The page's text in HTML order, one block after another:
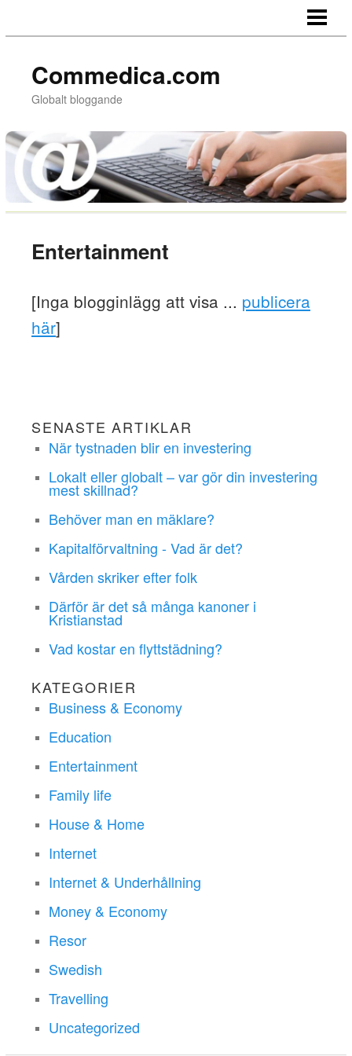
Commedica.com
Globalt bloggande
Entertainment
[Inga blogginlägg att visa ... publicera
här]
SENASTE ARTIKLAR
När tystnaden blir en investering
Lokalt eller globalt – var gör din investering
mest skillnad?
Behöver man en mäklare?
Kapitalförvaltning - Vad är det?
Vården skriker efter folk
Därför är det så många kanoner i
Kristianstad
Vad kostar en flyttstädning?
KATEGORIER
Business & Economy
Education
Entertainment
Family life
House & Home
Internet
Internet & Underhållning
Money & Economy
Resor
Swedish
Travelling
Uncategorized